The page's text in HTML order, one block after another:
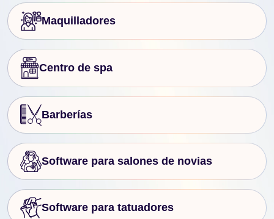
Maquilladores
Centro de spa
Barberías
Software para salones de novias
Software para tatuadores